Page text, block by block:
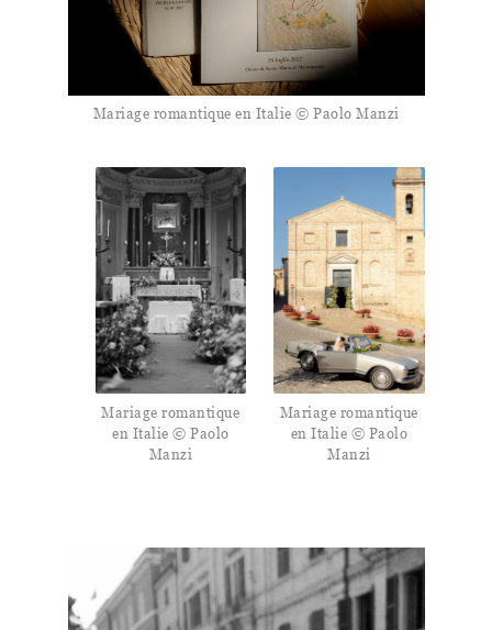
Mariage romantique en Italie © Paolo Manzi
Mariage romantique
en Italie © Paolo
Manzi
Mariage romantique
en Italie © Paolo
Manzi